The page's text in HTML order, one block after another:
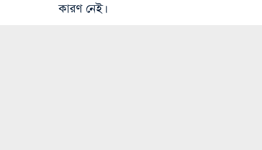
কারণ নেই।